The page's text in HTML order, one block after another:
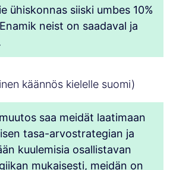
ühiskonnas siiski umbes 10%
neist on saadaval ja
käännös kielelle suomi)
saa meidät laatimaan
tasa-arvostrategian ja
kuulemisia osallistavan
mukaisesti, meidän on